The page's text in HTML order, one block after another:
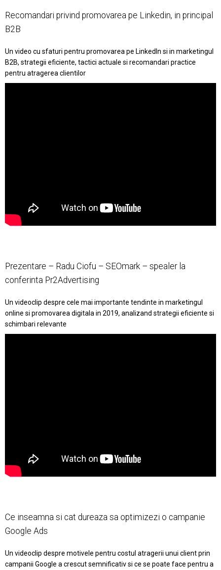
Recomandari privind promovarea pe Linkedin, in principal
B2B
Un video cu sfaturi pentru promovarea pe LinkedIn si in marketingul
B2B, strategii eficiente, tactici actuale si recomandari practice
pentru atragerea clientilor
Prezentare – Radu Ciofu – SEOmark – spealer la
conferinta Pr2Advertising
Un videoclip despre cele mai importante tendinte in marketingul
online si promovarea digitala in 2019, analizand strategii eficiente si
schimbari relevante
Ce inseamna si cat dureaza sa optimizezi o campanie
Google Ads
Un videoclip despre motivele pentru costul atragerii unui client prin
campanii Google a crescut semnificativ si ce se poate face pentru a